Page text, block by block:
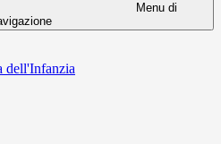
Menu di
dell'Infanzia